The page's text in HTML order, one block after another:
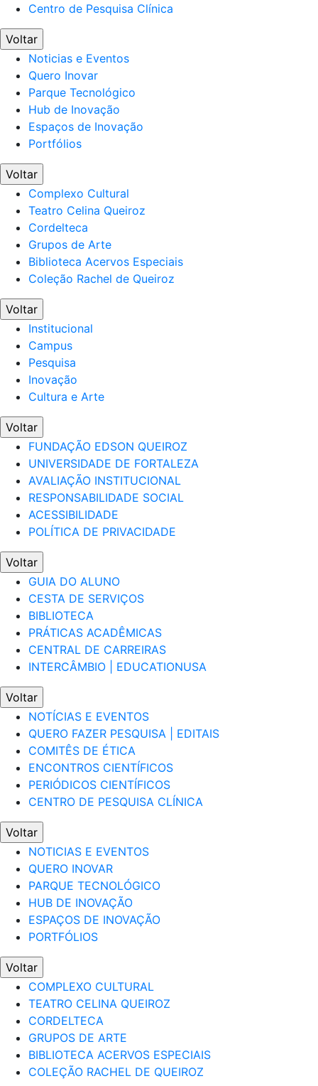
Centro de Pesquisa Clínica
Voltar
Noticias e Eventos
Quero Inovar
Parque Tecnológico
Hub de Inovação
Espaços de Inovação
Portfólios
Voltar
Complexo Cultural
Teatro Celina Queiroz
Cordelteca
Grupos de Arte
Biblioteca Acervos Especiais
Coleção Rachel de Queiroz
Voltar
Institucional
Campus
Pesquisa
Inovação
Cultura e Arte
Voltar
FUNDAÇÃO EDSON QUEIROZ
UNIVERSIDADE DE FORTALEZA
AVALIAÇÃO INSTITUCIONAL
RESPONSABILIDADE SOCIAL
ACESSIBILIDADE
POLÍTICA DE PRIVACIDADE
Voltar
GUIA DO ALUNO
CESTA DE SERVIÇOS
BIBLIOTECA
PRÁTICAS ACADÊMICAS
CENTRAL DE CARREIRAS
INTERCÂMBIO | EDUCATIONUSA
Voltar
NOTÍCIAS E EVENTOS
QUERO FAZER PESQUISA | EDITAIS
COMITÊS DE ÉTICA
ENCONTROS CIENTÍFICOS
PERIÓDICOS CIENTÍFICOS
CENTRO DE PESQUISA CLÍNICA
Voltar
NOTICIAS E EVENTOS
QUERO INOVAR
PARQUE TECNOLÓGICO
HUB DE INOVAÇÃO
ESPAÇOS DE INOVAÇÃO
PORTFÓLIOS
Voltar
COMPLEXO CULTURAL
TEATRO CELINA QUEIROZ
CORDELTECA
GRUPOS DE ARTE
BIBLIOTECA ACERVOS ESPECIAIS
COLEÇÃO RACHEL DE QUEIROZ